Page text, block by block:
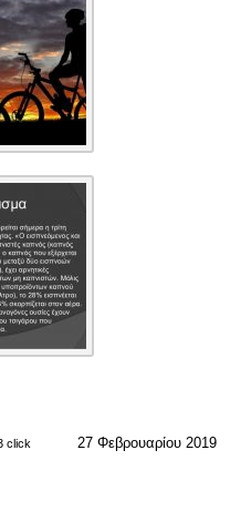
click 27 Φεβρουαρίου 2019